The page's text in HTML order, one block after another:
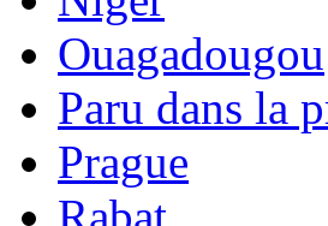
Ouagadougou
Paru dans la
Prague
Rabat